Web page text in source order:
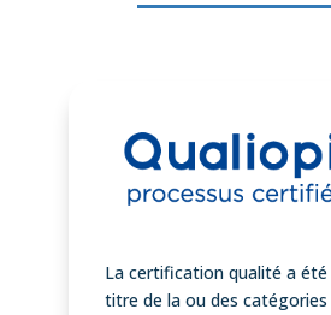
La certification qualité a été
titre de la ou des catégories